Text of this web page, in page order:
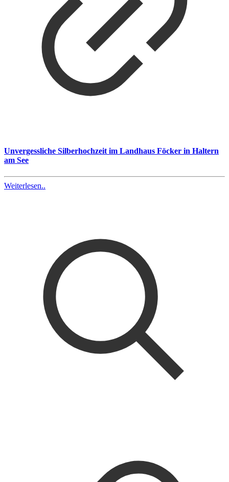
Unvergessliche Silberhochzeit im Landhaus Föcker in Haltern
am See
Weiterlesen..